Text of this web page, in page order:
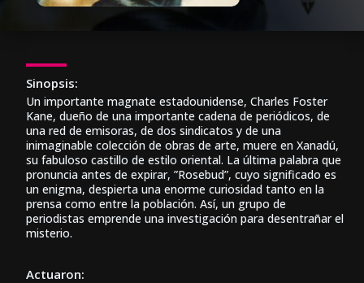
Sinopsis:
Un importante magnate estadounidense, Charles Foster
Kane, dueño de una importante cadena de periódicos, de
una red de emisoras, de dos sindicatos y de una
inimaginable colección de obras de arte, muere en Xanadú,
su fabuloso castillo de estilo oriental. La última palabra que
pronuncia antes de expirar, ”Rosebud”, cuyo significado es
un enigma, despierta una enorme curiosidad tanto en la
prensa como entre la población. Así, un grupo de
periodistas emprende una investigación para desentrañar el
misterio.
Actuaron: